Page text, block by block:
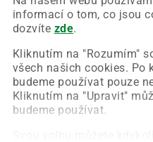
informací o tom, co jsou
dozvíte zde.
Kliknutím na "Rozumím"
všech našich cookies. Po
budeme používat pouze
Kliknutím na "Upravit"
budeme používat.
Chyba nastala na naší
Zkuste prosím znovu
Obnovit stránku